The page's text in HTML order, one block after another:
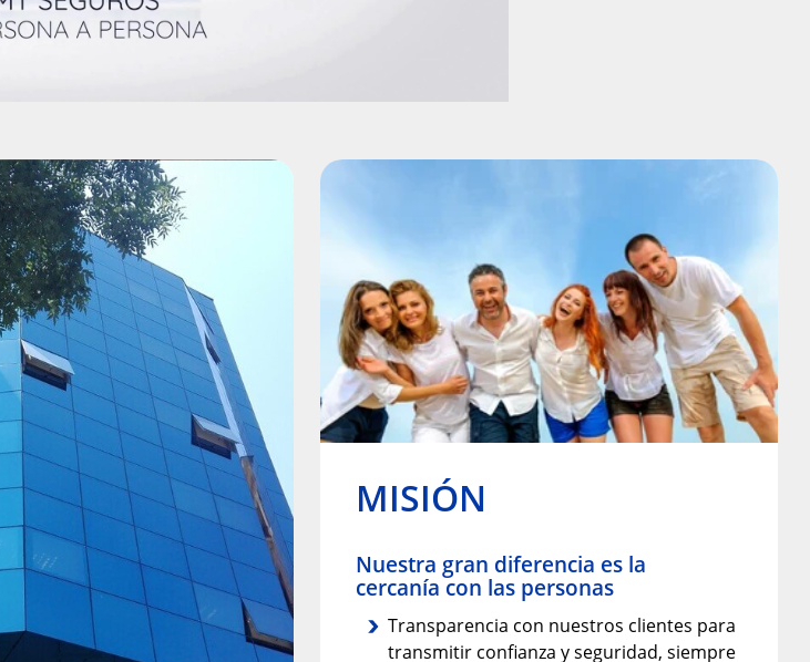
MISIÓN
Nuestra gran diferencia es la
cercanía con las personas
Transparencia con nuestros clientes para
transmitir confianza y seguridad, siempre